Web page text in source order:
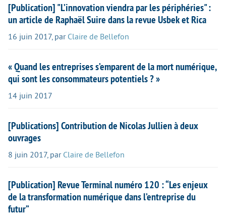
[Publication] "L’innovation viendra par les périphéries" :
un article de Raphaël Suire dans la revue Usbek et Rica
16 juin 2017, par Claire de Bellefon
« Quand les entreprises s’emparent de la mort numérique,
qui sont les consommateurs potentiels ? »
14 juin 2017
[Publications] Contribution de Nicolas Jullien à deux
ouvrages
8 juin 2017, par Claire de Bellefon
[Publication] Revue Terminal numéro 120 : “Les enjeux
de la transformation numérique dans l’entreprise du
futur”